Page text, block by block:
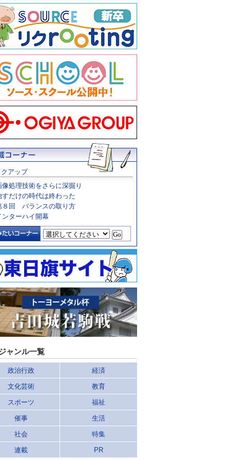
アップ
像処理技術をさらに深掘り
すだけの時代は終わった
８回 バランスの取り方
ンターハイ開幕
ャンル一覧
政治行政 経済
文化芸術 教育
スポーツ 福祉
催事 生活
社会 特集
連載 PR